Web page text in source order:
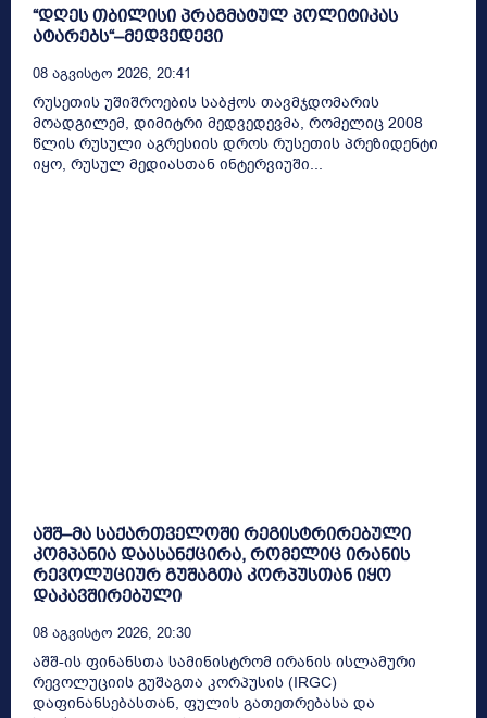
“დღეს თბილისი პრაგმატულ პოლიტიკას
ატარებს“–მედვედევი
08 Აგვისტო 2026, 20:41
რუსეთის უშიშროების საბჭოს თავმჯდომარის
მოადგილემ, დიმიტრი მედვედევმა, რომელიც 2008
წლის რუსული აგრესიის დროს რუსეთის პრეზიდენტი
იყო, რუსულ მედიასთან ინტერვიუში...
აშშ–მა საქართველოში რეგისტრირებული
კომპანია დაასანქცირა, რომელიც ირანის
რევოლუციურ გუშაგთა კორპუსთან იყო
დაკავშირებული
08 Აგვისტო 2026, 20:30
აშშ-ის ფინანსთა სამინისტრომ ირანის ისლამური
რევოლუციის გუშაგთა კორპუსის (IRGC)
დაფინანსებასთან, ფულის გათეთრებასა და